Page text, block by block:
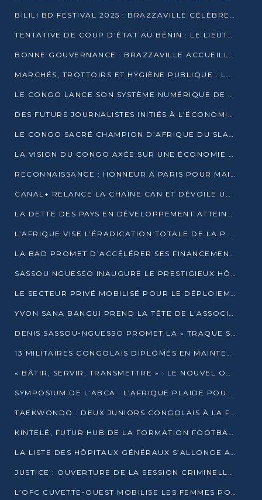
BILILI BD FESTIVAL 2025 : BRAZZAVILLE CÉLÈBRE DIX ANS DE CRÉATION GRAPHIQUE AFRICAINE
TENTATIVE DE COUP D’ÉTAT AU BÉNIN : LE LIEUTENANT-COLONEL TIGRI S’AUTOPROCLAME CHEF D’UN COMITÉ MILITAIRE
BONNE GOUVERNANCE : BRAZZAVILLE ACCUEILLE LES PREMIÈRES JOURNÉES CONGOLAISES DE L’ÉVALUATION
MARCHÉS, TROTTOIRS ET HYGIÈNE PUBLIQUE : LE GOUVERNEMENT DURCIT LE TON
LE CONGO LANCE SON SYSTÈME NUMÉRIQUE DE VÉRIFICATION DU BOIS
DES FUTURS JOURNALISTES INITIÉS À L’ÉCONOMIE BLEUE DURABLE
LE CONGO SACRÉ CHAMPION D’AFRIQUE DU SLAM 2025
LA VISION DU CONGO AXÉE SUR UNE ÉCONOMIE BAS CARBONE AU RENDEZ-VOUS DE MONACO 2025
RECONNAISSANCE : HONNEUR À PARIS POUR MAIXENT RAOUL OMINGA
CANAL+ RELANCE LA CHAÎNE CAN ET DÉVOILE UNE OFFRE EXCEPTIONNELLE POUR DÉCEMBRE
LA DETTE DES PAYS EN DÉVELOPPEMENT ATTEINT UN SOMMET HISTORIQUE ENTRE 2022 ET 2024
L’AFRIQUE VISE L’ÉRADICATION TOTALE DE LA POLIOMYÉLITE D’ICI 2026
LA BAD PROMET D’ACCÉLÉRER SES FINANCEMENTS AVEC LE MINISTÈRE DE L’ASSAINISSEMENT
SASSOU NGUESSO INAUGURE LE PRESTIGIEUX HÔTEL KEMPINSKI BRAZZAVILLE
LE SECTEUR PRIVÉ MOBILISÉ POUR LE DÉPLOIEMENT DE 19 MINI-CENTRALES SOLAIRES
YVON SANA BANGUI PREND LA TÊTE DE L’ASSOCIATION DES BANQUES CENTRALES AFRICAINES
DENIS SASSOU-NGUESSO PROMET LA « TRAQUE SANS RELÂCHE » DU GRAND BANDITISME
13 MILITAIRES CONGOLAIS DIPLÔMÉS EN MAINTENANCE INDUSTRIELLE APRÈS TROIS ANS DE FORMATION À L’UNIVERSITÉ MARIEN-NGOUABI
« BÂTIR, SERVIR, TRANSMETTRE » : LE NOUVEL OUVRAGE QUI INTERPELLE LES COLLECTIVITÉS
SYMPOSIUM DE L’ABCA : L’AFRIQUE PLAIDE POUR UN FINANCEMENT CLIMATIQUE ÉQUITABLE
TAEKWONDO : DEUX JUNIORS CONGOLAIS À LA FINALE D’OPEN SYRIES 2025 À ABIDJAN
KINTELÉ, FUTUR HUB DE LA FORMATION FOOTBALLISTIQUE AFRICAINE ?
LA LISTE DES HÔPITAUX GÉNÉRAUX S’ALLONGE AU CONGO
JUSTICE : OUVERTURE DE LA SESSION CRIMINELLE À BRAZZAVILLE AVEC 52 DOSSIERS AU RÔLE
L’OFC CUVETTE-OUEST MOBILISE LES FEMMES POUR ACCUEILLIR LE PRÉSIDENT DE LA RÉPUBLIQUE